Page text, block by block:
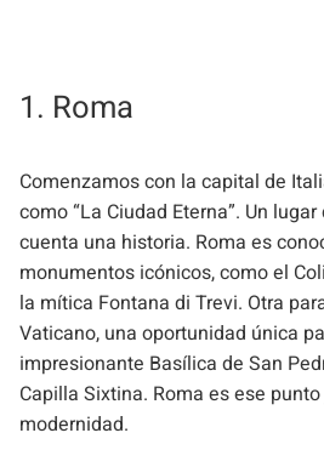
1. Roma
Comenzamos con la capital de
como “La Ciudad Eterna”. Un
cuenta una historia. Roma es
monumentos icónicos, como el
la mítica Fontana di Trevi. Otra
Vaticano, una oportunidad única
impresionante Basílica de San
Capilla Sixtina. Roma es ese
modernidad.